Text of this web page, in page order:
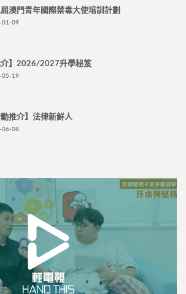
澳門青年國際禁毒大使培訓計劃
01-09
介】2026/2027升學秘笈
05-19
動推介】法律新鮮人
06-08